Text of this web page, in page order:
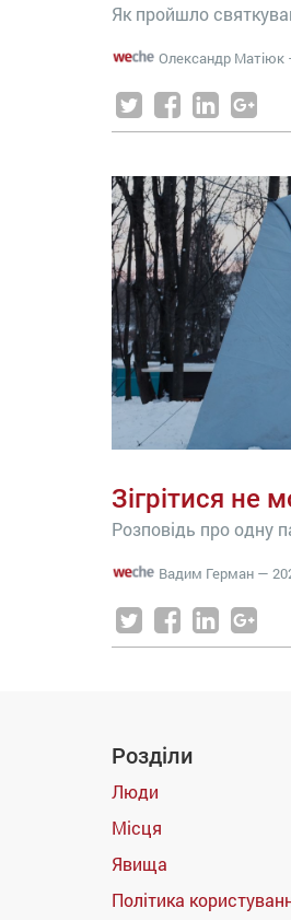
Як пройшло
Олександр Матіюк
Зігрітися не
Розповідь про одну
Вадим Герман —
Розділи
Люди
Місця
Явища
Політика